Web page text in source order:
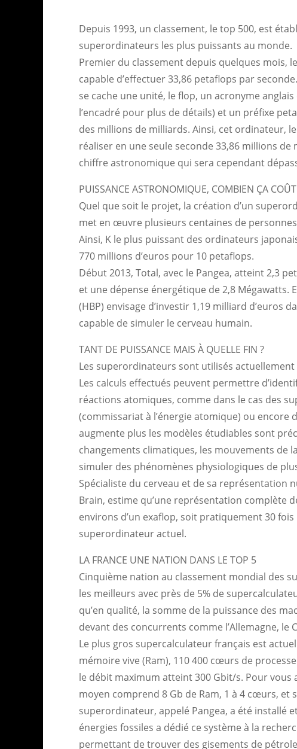
Depuis 1993, un classement, le top 500, est
superordinateurs les plus puissants au monde.
Premier du classement depuis quelques mois,
capable d’effectuer 33,86 petaflops par
se cache une unité, le flop, un acronyme
l’encadré pour plus de détails) et un préfixe
des millions de milliards. Ainsi, cet ordinateur,
réaliser en une seule seconde 33,86 millions
chiffre astronomique qui sera cependant
PUISSANCE ASTRONOMIQUE, COMBIEN ÇA
Quel que soit le projet, la création d’un
met en œuvre plusieurs centaines de
Ainsi, K le plus puissant des ordinateurs
770 millions d’euros pour 10 petaflops.
Début 2013, Total, avec le Pangea, atteint 2,3
et une dépense énergétique de 2,8 Mégawatts.
(HBP) envisage d’investir 1,19 milliard d’euros
capable de simuler le cerveau humain.
TANT DE PUISSANCE MAIS À QUELLE FIN ?
Les superordinateurs sont utilisés
Les calculs effectués peuvent permettre
réactions atomiques, comme dans le cas des
(commissariat à l’énergie atomique) ou encore
augmente plus les modèles étudiables sont
changements climatiques, les mouvements de
simuler des phénomènes physiologiques de
Spécialiste du cerveau et de sa représentation
Brain, estime qu’une représentation complète
environs d’un exaflop, soit pratiquement 30
superordinateur actuel.
LA FRANCE UNE NATION DANS LE TOP 5
Cinquième nation au classement mondial des
les meilleurs avec près de 5% de
qu’en qualité, la somme de la puissance des
devant des concurrents comme l’Allemagne, le
Le plus gros supercalculateur français est
mémoire vive (Ram), 110 400 cœurs de
le débit maximum atteint 300 Gbit/s. Pour
moyen comprend 8 Gb de Ram, 1 à 4 cœurs, et
superordinateur, appelé Pangea, a été installé
énergies fossiles a dédié ce système à la
permettant de trouver des gisements de